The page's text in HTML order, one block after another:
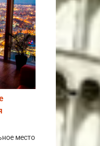
место